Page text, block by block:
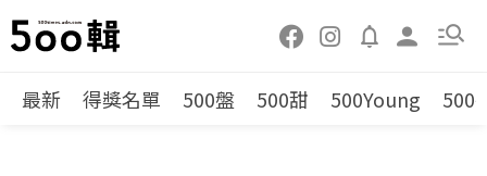
最新 得獎名單 500盤 500甜 500Young 500